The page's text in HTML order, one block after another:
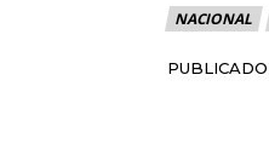
NACIONAL